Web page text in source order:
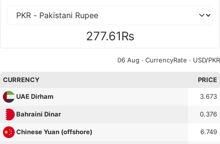
277.61₨
06 Aug · CurrencyRate · USD/PKR
CURRENCY PRICE
UAE Dirham 3.673
Bahraini Dinar 0.376
Chinese Yuan (offshore) 6.749